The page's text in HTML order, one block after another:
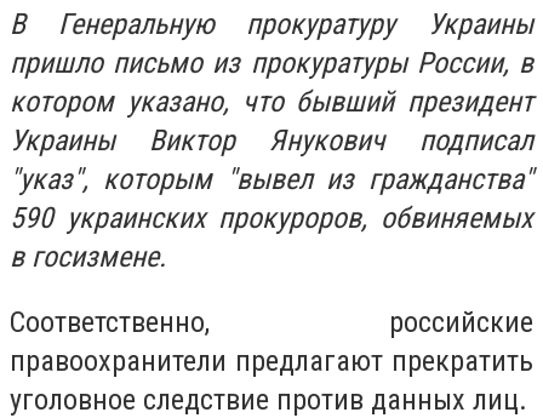
В Генеральную прокуратуру Украины
пришло письмо из прокуратуры России, в
котором указано, что бывший президент
Украины Виктор Янукович подписал
"указ", которым "вывел из гражданства"
590 украинских прокуроров, обвиняемых
в госизмене.
Соответственно, российские
правоохранители предлагают прекратить
уголовное следствие против данных лиц.